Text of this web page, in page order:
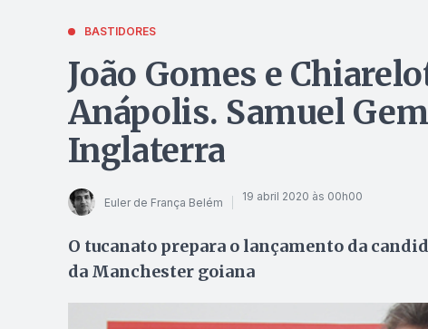
BASTIDORES
João Gomes e
Anápolis. Samuel
Inglaterra
Euler de França Belém 19 abril 2020 às 00h00
O tucanato prepara o lançamento da
da Manchester goiana